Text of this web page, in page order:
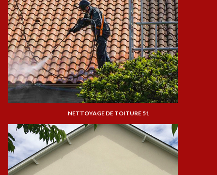
NETTOYAGE DE TOITURE 51